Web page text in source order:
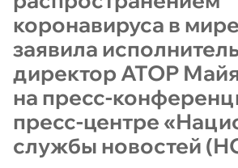
коронавируса в
заявила
директор АТОР
на пресс-
пресс-центре
службы новостей